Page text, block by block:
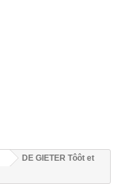
DE GIETER Tôôt et